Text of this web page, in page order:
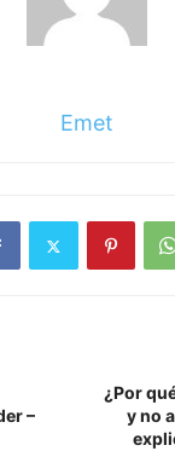
Emet
–
¿Por
y no